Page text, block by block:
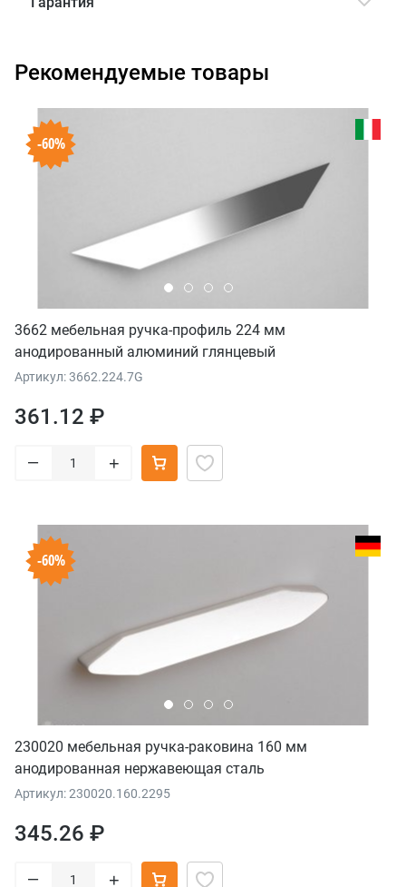
Рекомендуемые товары
-60%
3662 мебельная ручка-профиль 224 мм
анодированный алюминий глянцевый
Артикул: 3662.224.7G
361.12 ₽
– +
-60%
230020 мебельная ручка-раковина 160 мм
анодированная нержавеющая сталь
Артикул: 230020.160.2295
345.26 ₽
– +